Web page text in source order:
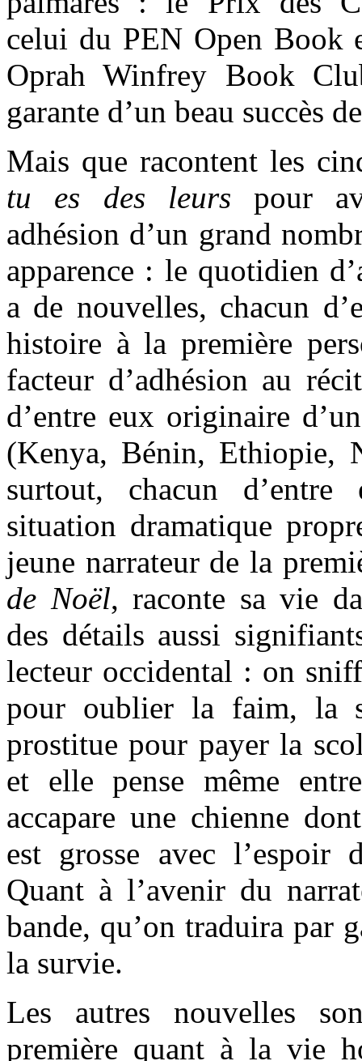
celui du PEN Open Book
Oprah Winfrey Book
garante d’un beau succès
Mais que racontent les
tu es des leurs pour
adhésion d’un grand
apparence : le quotidien
a de nouvelles, chacun
histoire à la première
facteur d’adhésion au
d’entre eux originaire
(Kenya, Bénin, Ethiopie,
surtout, chacun
situation dramatique
jeune narrateur de la
de Noël, raconte sa vie
des détails aussi
lecteur occidental : on
pour oublier la faim, la
prostitue pour payer la
et elle pense même
accapare une chienne
est grosse avec
Quant à l’avenir du
bande, qu’on traduira par
la survie.
Les autres nouvelles
première quant à la vie